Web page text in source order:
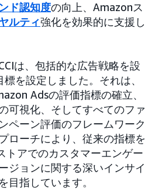
ド認知度の向上、Amazonス
ルティ強化を効果的に支援し
は、包括的な広告戦略を設
を設定しました。それは、
Adsの評価指標の確立、
可視化、そしてすべてのファ
ペーン評価のフレームワーク
ローチにより、従来の指標を
トアでのカスタマーエンゲー
ジョンに関する深いインサイ
目指しています。